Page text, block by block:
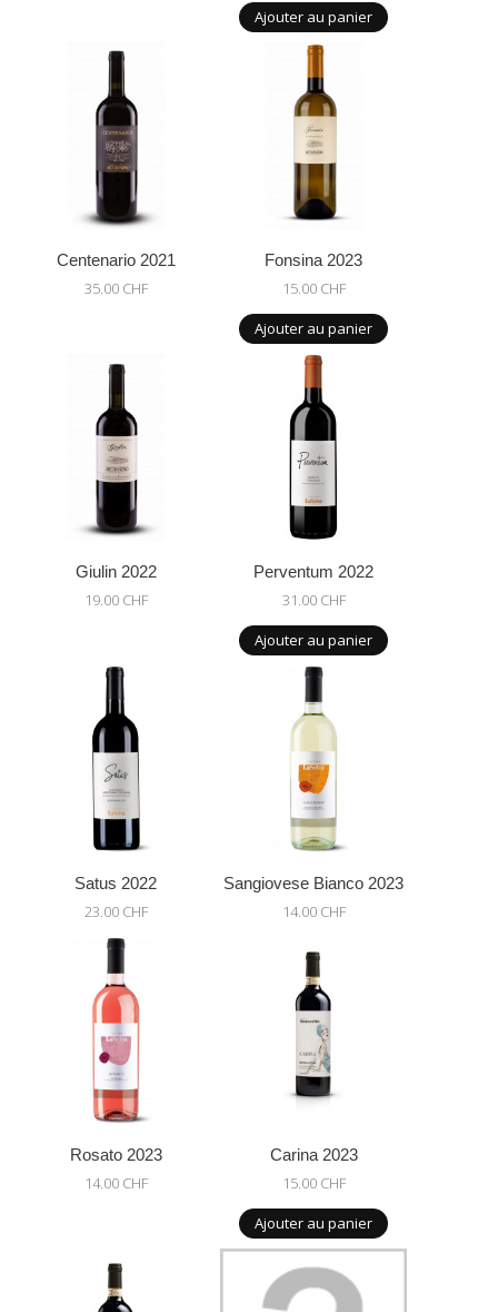
Ajouter au panier
Centenario 2021
35.00 CHF
Fonsina 2023
15.00 CHF
Ajouter au panier
Giulin 2022
19.00 CHF
Perventum 2022
31.00 CHF
Ajouter au panier
Satus 2022
23.00 CHF
Sangiovese Bianco 2023
14.00 CHF
Rosato 2023
14.00 CHF
Carina 2023
15.00 CHF
Ajouter au panier